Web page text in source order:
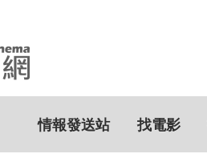
情報發送站 找電影